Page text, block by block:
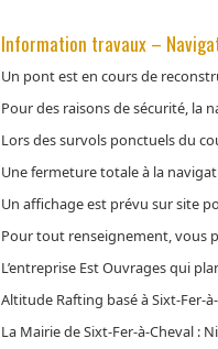
Information travaux –
Un pont est en cours de
Pour des raisons de sécurité, la
Lors des survols ponctuels du
Une fermeture totale à la
Un affichage est prévu sur site
Pour tout renseignement, vous
L’entreprise Est Ouvrages qui
Altitude Rafting basé à Sixt-Fer-
La Mairie de Sixt-Fer-à-Cheval :